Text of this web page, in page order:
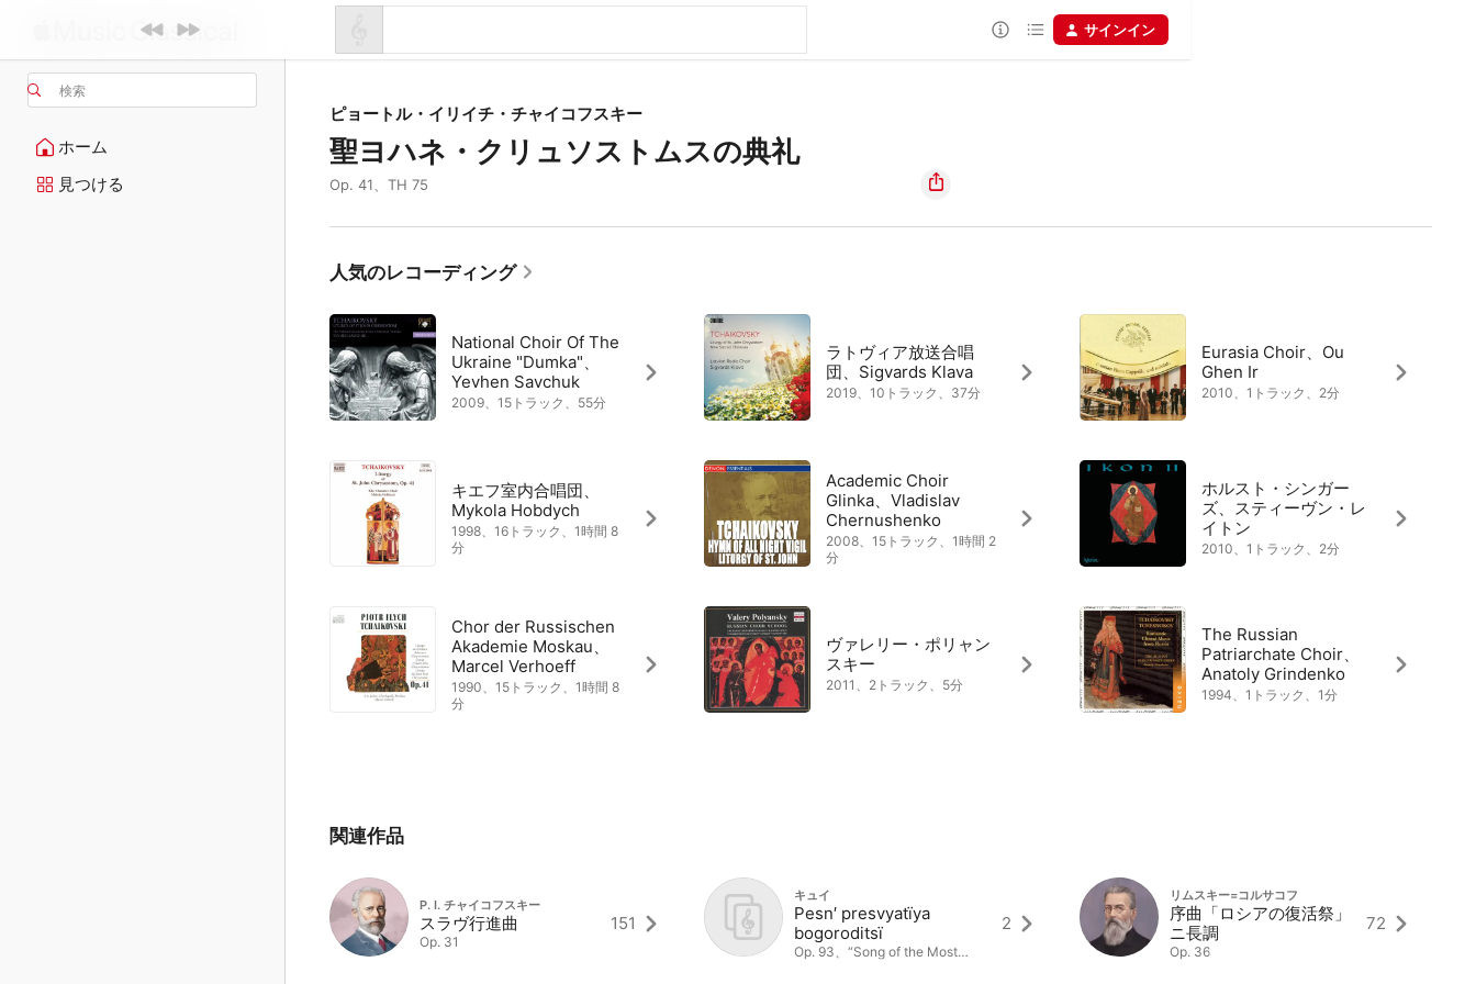
検索
ホーム
見つける
サインイン
ピョートル・イリイチ・チャイコフスキー
聖ヨハネ・クリュソストムスの典礼
Op. 41、TH 75
人気のレコーディング
National Choir Of The
Ukraine "Dumka"、
Yevhen Savchuk
2009、15トラック、55分
キエフ室内合唱団、
Mykola Hobdych
1998、16トラック、1時間 8
分
Chor der Russischen
Akademie Moskau、
Marcel Verhoeff
1990、15トラック、1時間 8
分
ラトヴィア放送合唱
団、Sigvards Klava
2019、10トラック、37分
Academic Choir
Glinka、Vladislav
Chernushenko
2008、15トラック、1時間 2
分
ヴァレリー・ポリャン
スキー
2011、2トラック、5分
Eurasia Choir、Ou
Ghen Ir
2010、1トラック、2分
ホルスト・シンガー
ズ、スティーヴン・レ
イトン
2010、1トラック、2分
The Russian
Patriarchate Choir、
Anatoly Grindenko
1994、1トラック、1分
関連作品
P. I. チャイコフスキー
スラヴ行進曲
Op. 31
151
キュイ
Pesn′ presvyatïya
bogoroditsï
Op. 93、“Song of the Most
2
リムスキー=コルサコフ
序曲「ロシアの復活祭」
ニ長調
Op. 36
72